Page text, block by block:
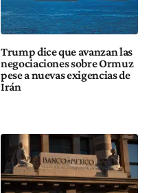
Trump dice que avanzan las
negociaciones sobre Ormuz
pese a nuevas exigencias de
Irán